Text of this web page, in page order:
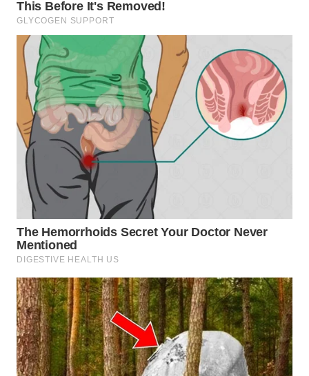
WN
LABUHANBATU
WN
TAPANULI
TENGAH
WN DELI
SERDANG
WN
TEBING
TINGGI
WN
PAKPAK
WN
KARAWANG
WN
BEKASI